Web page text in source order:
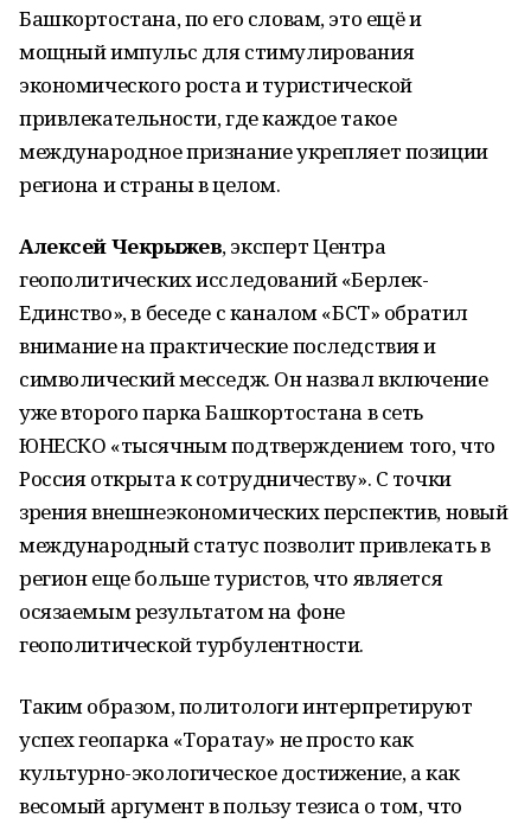
Башкортостана, по его словам, это ещё и
мощный импульс для стимулирования
экономического роста и туристической
привлекательности, где каждое такое
международное признание укрепляет позиции
региона и страны в целом.
Алексей Чекрыжев, эксперт Центра
геополитических исследований «Берлек-
Единство», в беседе с каналом «БСТ» обратил
внимание на практические последствия и
символический месседж. Он назвал включение
уже второго парка Башкортостана в сеть
ЮНЕСКО «тысячным подтверждением того, что
Россия открыта к сотрудничеству». С точки
зрения внешнеэкономических перспектив, новый
международный статус позволит привлекать в
регион еще больше туристов, что является
осязаемым результатом на фоне
геополитической турбулентности.
Таким образом, политологи интерпретируют
успех геопарка «Торатау» не просто как
культурно-экологическое достижение, а как
весомый аргумент в пользу тезиса о том, что